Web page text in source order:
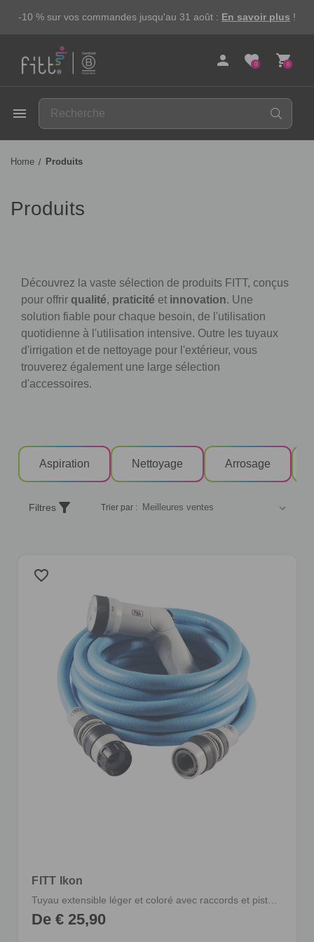
-10 % sur vos commandes jusqu'au 31 août : En savoir plus !
person 0
favorite 0
shopping_cart
menu
Home Produits
Produits
Découvrez la vaste sélection de produits FITT, conçus
pour offrir qualité, praticité et innovation. Une
solution fiable pour chaque besoin, de l'utilisation
quotidienne à l'utilisation intensive. Outre les tuyaux
d'irrigation et de nettoyage pour l'extérieur, vous
trouverez également une large sélection
d'accessoires.
Aspiration Nettoyage Arrosage
Filtresfilter_alt
Trier
Trier par :
favorite_border
FITT Ikon
De € 25,90